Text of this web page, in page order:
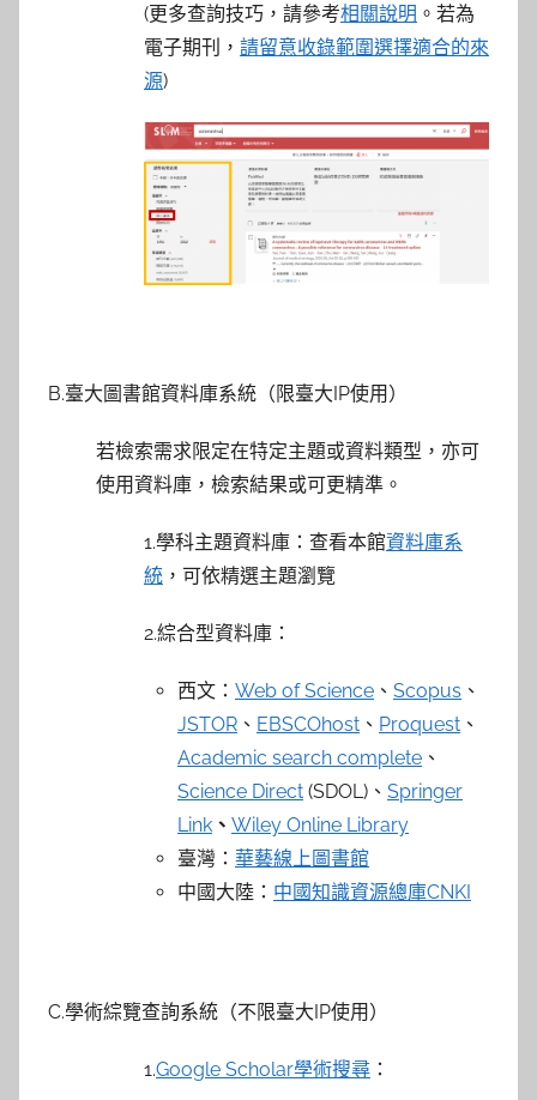
(更多查詢技巧，請參考相關說明 。若為
電子期刊， 請留意收錄範圍選擇適合的來
源)
B.臺大圖書館資料庫系統（限臺大IP使用）
若檢索需求限定在特定主題或資料類型，亦可
使用資料庫，檢索結果或可更精準。
1.學科主題資料庫：查看本館資料庫系
統 ，可依精選主題瀏覽
2.綜合型資料庫：
西文： Web of Science 、 Scopus 、
JSTOR 、 EBSCOhost 、 Proquest 、
Academic search complete 、
Science Direct (SDOL)、 Springer
Link 、 Wiley Online Library
臺灣： 華藝線上圖書館
中國大陸： 中國知識資源總庫CNKI
C.學術綜覽查詢系統（不限臺大IP使用）
1.Google Scholar學術搜尋 ：